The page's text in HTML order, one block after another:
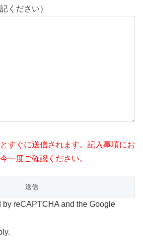
ください）
すぐに送信されます。記入事項にお
一度ご確認ください。
by reCAPTCHA and the Google